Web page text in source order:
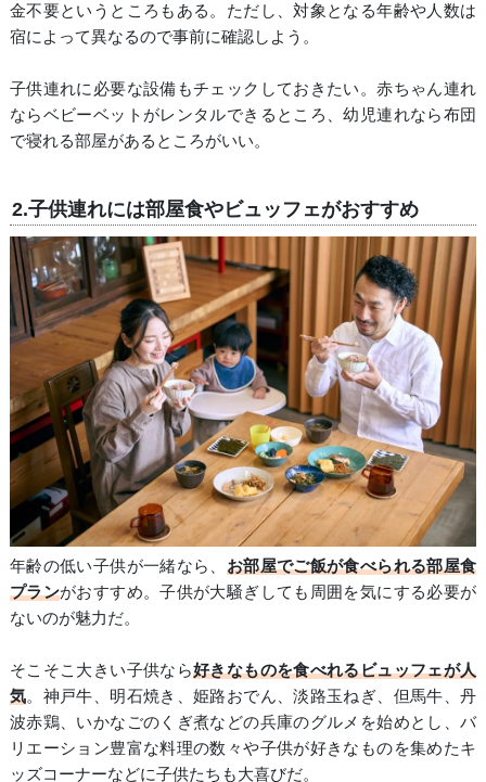
金不要というところもある。ただし、対象となる年齢や人数は
宿によって異なるので事前に確認しよう。
子供連れに必要な設備もチェックしておきたい。赤ちゃん連れ
ならベビーベットがレンタルできるところ、幼児連れなら布団
で寝れる部屋があるところがいい。
2.子供連れには部屋食やビュッフェがおすすめ
年齢の低い子供が一緒なら、 お部屋でご飯が食べられる部屋食
プランがおすすめ。子供が大騒ぎしても周囲を気にする必要が
ないのが魅力だ。
そこそこ大きい子供なら好きなものを食べれるビュッフェが人
気。神戸牛、明石焼き、姫路おでん、淡路玉ねぎ、但馬牛、丹
波赤鶏、いかなごのくぎ煮などの兵庫のグルメを始めとし、バ
リエーション豊富な料理の数々や子供が好きなものを集めたキ
ッズコーナーなどに子供たちも大喜びだ。